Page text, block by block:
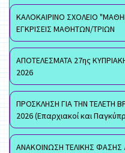
ΚΑΛΟΚΑΙΡΙΝΟ ΣΧΟΛΕΙΟ
ΕΓΚΡΙΣΕΙΣ ΜΑΘΗΤΩΝ/ΤΡΙΩΝ
ΑΠΟΤΕΛΕΣΜΑΤΑ 27ης
2026
ΠΡΟΣΚΛΗΣΗ ΓΙΑ ΤΗΝ ΤΕΛΕΤΗ
2026 (Επαρχιακοί και
ΑΝΑΚΟΙΝΩΣΗ ΤΕΛΙΚΗΣ